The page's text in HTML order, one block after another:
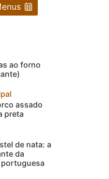
ao forno
assado
preta
de nata: a
da